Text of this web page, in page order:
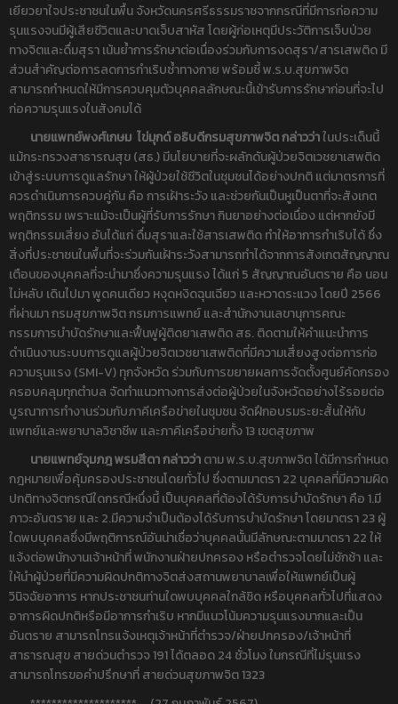
เยียวยาใจประชาชนในพื้น จังหวัดนครศรีธรรมราชจากกรณีที่มีการก่อความ
รุนแรงจนมีผู้เสียชีวิตและบาดเจ็บสาหัส โดยผู้ก่อเหตุมีประวัติการเจ็บป่วย
ทางจิตและดื่มสุรา เน้นย้ำการรักษาต่อเนื่องร่วมกับการงดสุรา/สารเสพติด มี
ส่วนสำคัญต่อการลดการกำเริบซ้ำทางกาย พร้อมชี้ พ.ร.บ.สุขภาพจิต
สามารถกำหนดให้มีการควบคุมตัวบุคคลลักษณะนี้เข้ารับการรักษาก่อนที่จะไป
ก่อความรุนแรงในสังคมได้
นายแพทย์พงศ์เกษม ไข่มุกด์ อธิบดีกรมสุขภาพจิต กล่าวว่าในประเด็นนี้
แม้กระทรวงสาธารณสุข (สธ.) มีนโยบายที่จะผลักดันผู้ป่วยจิตเวชยาเสพติด
เข้าสู่ระบบการดูแลรักษา ให้ผู้ป่วยใช้ชีวิตในชุมชนได้อย่างปกติ แต่มาตรการที่
ควรดำเนินการควบคู่กัน คือ การเฝ้าระวัง และช่วยกันเป็นหูเป็นตาที่จะสังเกต
พฤติกรรม เพราะแม้จะเป็นผู้ที่รับการรักษา กินยาอย่างต่อเนื่อง แต่หากยังมี
พฤติกรรมเสี่ยง อันได้แก่ ดื่มสุราและใช้สารเสพติด ทำให้อาการกำเริบได้ ซึ่ง
สิ่งที่ประชาชนในพื้นที่จะร่วมกันเฝ้าระวังสามารถทำได้จากการสังเกตสัญญาณ
เตือนของบุคคลที่จะนำมาซึ่งความรุนแรง ได้แก่ 5 สัญญาณอันตราย คือ นอน
ไม่หลับ เดินไปมา พูดคนเดียว หงุดหงิดฉุนเฉียว และหวาดระแวง โดยปี 2566
ที่ผ่านมา กรมสุขภาพจิต กรมการแพทย์ และสำนักงานเลขานุการคณะ
กรรมการบำบัดรักษาและฟื้นฟูผู้ติดยาเสพติด สธ. ติดตามให้คำแนะนำการ
ดำเนินงานระบบการดูแลผู้ป่วยจิตเวชยาเสพติดที่มีความเสี่ยงสูงต่อการก่อ
ความรุนแรง (SMI-V) ทุกจังหวัด ร่วมกับการขยายผลการจัดตั้งศูนย์คัดกรอง
ครอบคลุมทุกตำบล จัดทำแนวทางการส่งต่อผู้ป่วยในจังหวัดอย่างไร้รอยต่อ
บูรณาการทำงานร่วมกับภาคีเครือข่ายในชุมชน จัดฝึกอบรมระยะสั้นให้กับ
แพทย์และพยาบาลวิชาชีพ และภาคีเครือข่ายทั้ง 13 เขตสุขภาพ
นายแพทย์จุมภฎ พรมสีดา กล่าวว่าตาม พ.ร.บ.สุขภาพจิต ได้มีการกำหนด
กฎหมายเพื่อคุ้มครองประชาชนโดยทั่วไป ซึ่งตามมาตรา 22 บุคคลที่มีความผิด
ปกติทางจิตกรณีใดกรณีหนึ่งนี้ เป็นบุคคลที่ต้องได้รับการบำบัดรักษา คือ 1.มี
ภาวะอันตราย และ 2.มีความจำเป็นต้องได้รับการบำบัดรักษา โดยมาตรา 23 ผู้
ใดพบบุคคลซึ่งมีพฤติการณ์อันน่าเชื่อว่าบุคคลนั้นมีลักษณะตามมาตรา 22 ให้
แจ้งต่อพนักงานเจ้าหน้าที่ พนักงานฝ่ายปกครอง หรือตำรวจโดยไม่ชักช้า และ
ให้นำผู้ป่วยที่มีความผิดปกติทางจิตส่งสถานพยาบาลเพื่อให้แพทย์เป็นผู้
วินิจฉัยอาการ หากประชาชนท่านใดพบบุคคลใกล้ชิด หรือบุคคลทั่วไปที่แสดง
อาการผิดปกติหรือมีอาการกำเริบ หากมีแนวโน้มความรุนแรงมากและเป็น
อันตราย สามารถโทรแจ้งเหตุเจ้าหน้าที่ตำรวจ/ฝ่ายปกครอง/เจ้าหน้าที่
สาธารณสุข สายด่วนตำรวจ 191 ได้ตลอด 24 ชั่วโมง ในกรณีที่ไม่รุนแรง
สามารถโทรขอคำปรึกษาที่ สายด่วนสุขภาพจิต 1323